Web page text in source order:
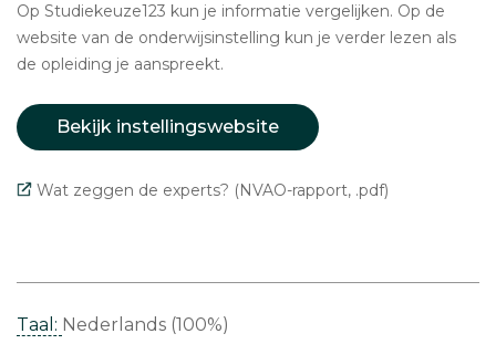
Op Studiekeuze123 kun je informatie vergelijken. Op de
website van de onderwijsinstelling kun je verder lezen als
de opleiding je aanspreekt.
Bekijk instellingswebsite
Wat zeggen de experts? (NVAO-rapport, .pdf)
Taal: Nederlands (100%)